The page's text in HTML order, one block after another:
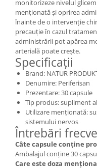
monitorizeze nivelul
menționată și oprirea
înainte de o intervenție
precauție în cazul
administrării pot apărea
arterială poate crește.
Specificații
Brand: NATUR
Denumire: Periferisan
Prezentare: 30 capsule
Tip produs: supliment
Utilizare menționată:
sistemului nervos
Întrebări
Câte capsule conține
Ambalajul conține 30
Care este doza